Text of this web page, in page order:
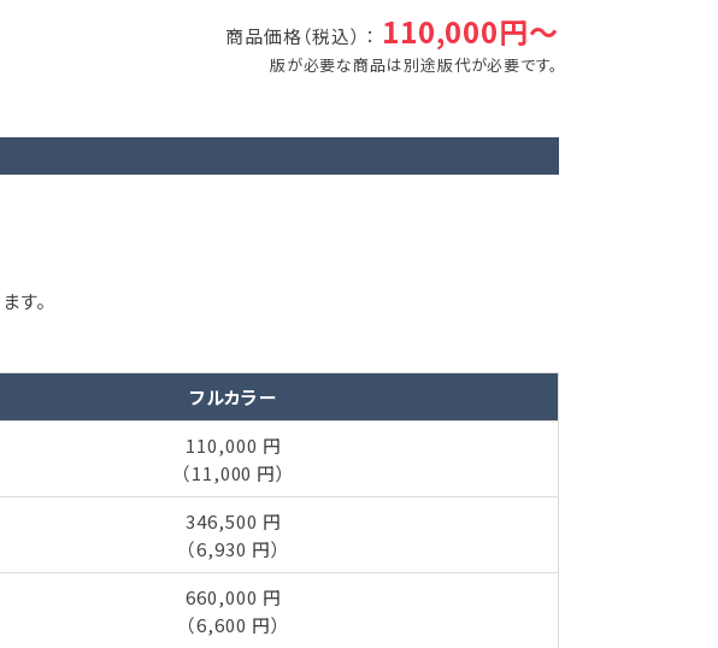
商品価格（税込） ： 110,000円～
版が必要な商品は別途版代が必要です。
す。
フルカラー
110,000 円
（11,000 円）
346,500 円
（6,930 円）
660,000 円
（6,600 円）